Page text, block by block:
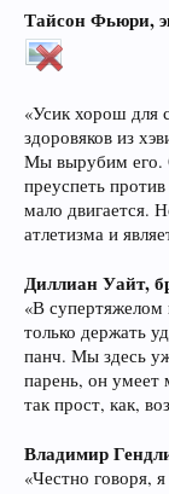
Тайсон Фьюри,
«Усик хорош для
здоровяков из
Мы вырубим его.
преуспеть
мало двигается.
атлетизма и
Диллиан Уайт,
«В супертяжелом
только держать
панч. Мы здесь
парень, он
так прост, как,
Владимир
«Честно говоря,